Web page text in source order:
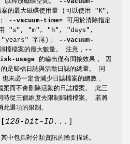
案的最大磁碟使用量 (可以使用 "K",
--vacuum-time= 可用於清除指定
使用 "s", "m", "h", "days",
字尾)；
--vacuum-
檔檔案的最大數量。 注意， --
usage 的輸出僅有間接效果， 因
是歸檔日誌與活動日誌的總量。 同
也未必一定會減少日誌檔案的總數，
案而不會刪除活動的日誌檔案。 此三
時從三個維度去限制歸檔檔案。 若將
選項的限制。
128-bit-ID...
中包括對分類資訊的簡要描述。